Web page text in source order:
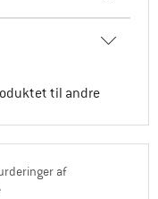
til andre
af